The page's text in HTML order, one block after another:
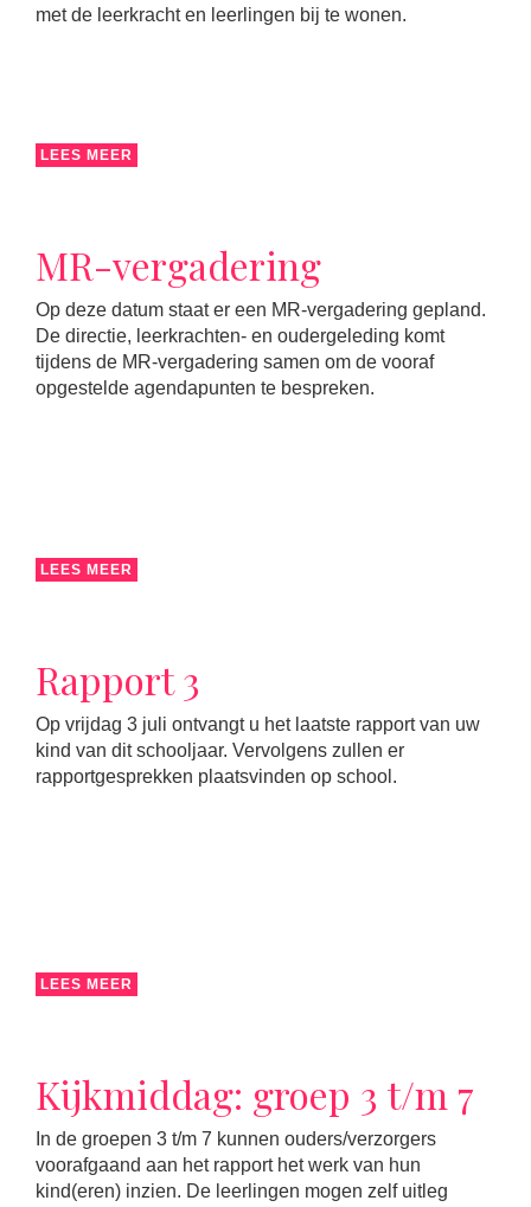
met de leerkracht en leerlingen bij te wonen.
LEES MEER
MR-vergadering
Op deze datum staat er een MR-vergadering gepland.
De directie, leerkrachten- en oudergeleding komt
tijdens de MR-vergadering samen om de vooraf
opgestelde agendapunten te bespreken.
LEES MEER
Rapport 3
Op vrijdag 3 juli ontvangt u het laatste rapport van uw
kind van dit schooljaar. Vervolgens zullen er
rapportgesprekken plaatsvinden op school.
LEES MEER
Kijkmiddag: groep 3 t/m 7
In de groepen 3 t/m 7 kunnen ouders/verzorgers
voorafgaand aan het rapport het werk van hun
kind(eren) inzien. De leerlingen mogen zelf uitleg